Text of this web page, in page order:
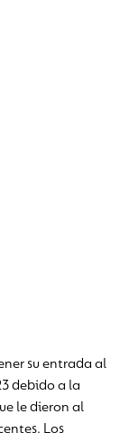
su entrada al
debido a la
le dieron al
Los